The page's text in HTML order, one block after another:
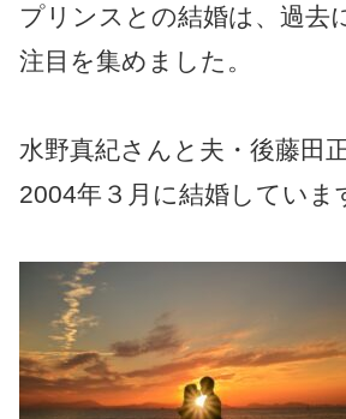
プリンスとの結婚は、過去
注目を集めました。
水野真紀さんと夫・後藤田
2004年３月に結婚していま